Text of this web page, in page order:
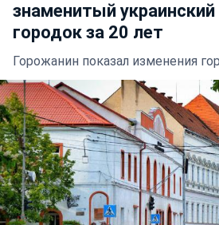
знаменитый украинский
городок за 20 лет
Горожанин показал изменения